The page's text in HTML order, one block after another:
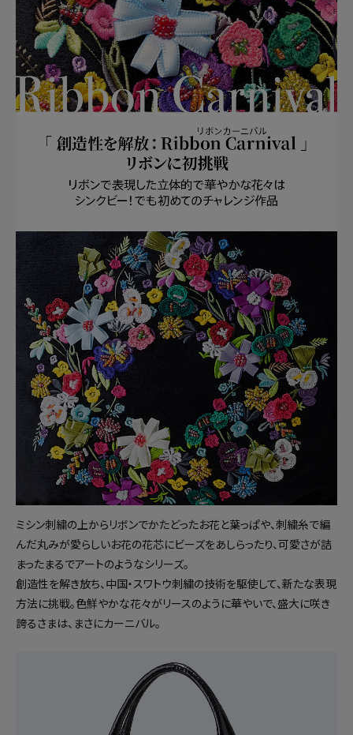
ミシン刺繍の上からリボンでかたどったお花と葉っぱや、刺繍糸で編
んだ丸みが愛らしいお花の花芯にビーズをあしらったり、可愛さが詰
まったまるでアートのようなシリーズ。
創造性を解き放ち、中国・スワトウ刺繍の技術を駆使して、新たな表現
方法に挑戦。色鮮やかな花々がリースのように華やいで、盛大に咲き
誇るさまは、まさにカーニバル。